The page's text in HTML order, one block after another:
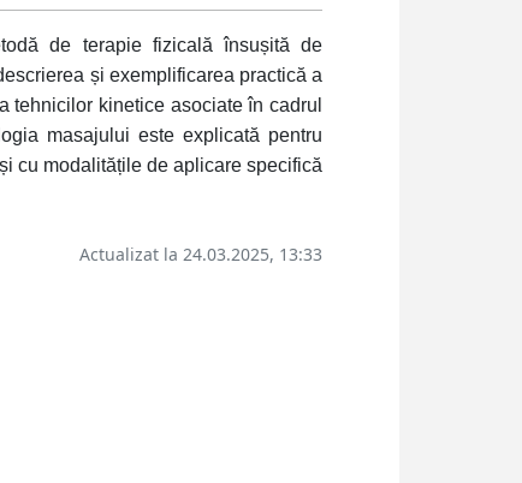
de terapie fizicală însușită de
și exemplificarea practică a
tehnicilor kinetice asociate în cadrul
masajului este explicată pentru
cu modalitățile de aplicare specifică
Actualizat la 24.03.2025, 13:33